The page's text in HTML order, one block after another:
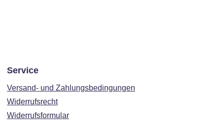
Service
Versand- und Zahlungsbedingungen
Widerrufsrecht
Widerrufsformular